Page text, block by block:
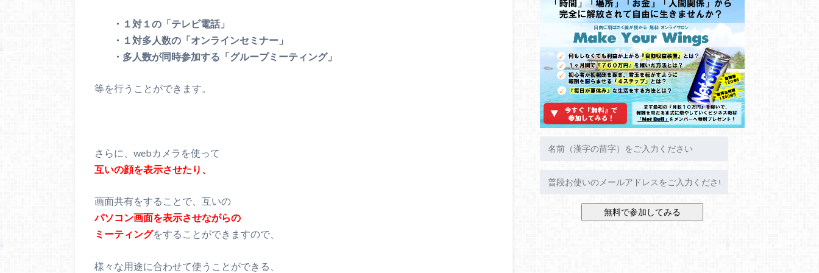
・１対１の「テレビ電話」
・１対多人数の「オンラインセミナー」
・多人数が同時参加する「グループミーティング」
等を行うことができます。
さらに、webカメラを使って
互いの顔を表示させたり、
画面共有をすることで、互いの
パソコン画面を表示させながらの
ミーティングをすることができますので、
様々な用途に合わせて使うことができる、